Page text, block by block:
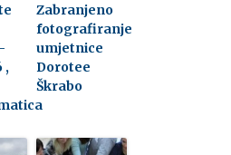
,
Zabranjeno
fotografiranje
umjetnice
Dorotee
Škrabo